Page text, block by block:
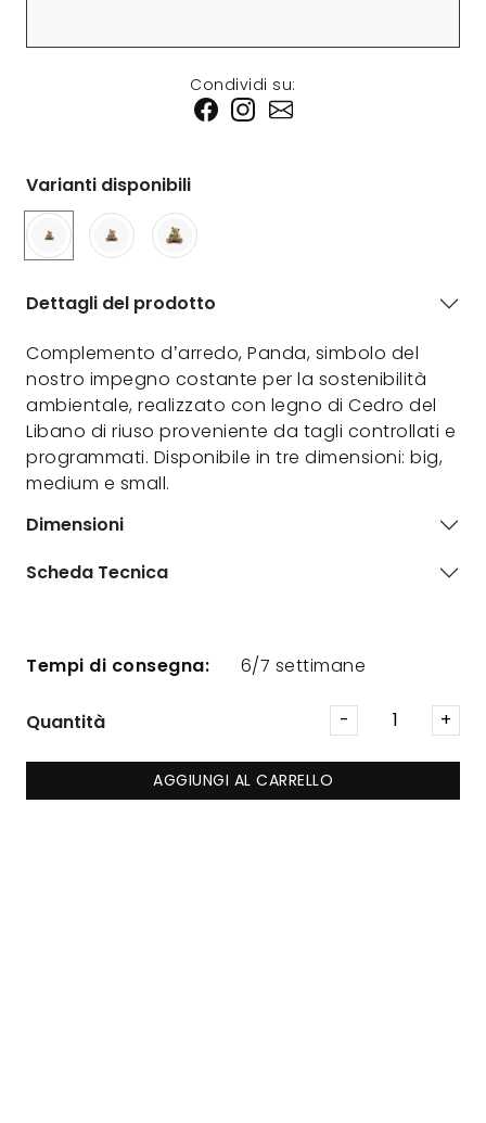
Condividi su:
Varianti disponibili
Dettagli del prodotto
Complemento d’arredo, Panda, simbolo del
nostro impegno costante per la sostenibilità
ambientale, realizzato con legno di Cedro del
Libano di riuso proveniente da tagli controllati e
programmati. Disponibile in tre dimensioni: big,
medium e small.
Dimensioni
Scheda Tecnica
Tempi di consegna: 6/7 settimane
Quantità
AGGIUNGI AL CARRELLO